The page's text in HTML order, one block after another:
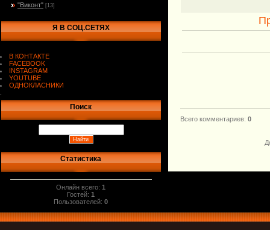
"Виконт" [13]
Я В СОЦ.СЕТЯХ
В КОНТАКТЕ
FACEBOOK
INSTAGRAM
YOUTUBE
ОДНОКЛАСНИКИ
Поиск
Статистика
Онлайн всего:1
Гостей:1
Пользователей:0
Всего комментариев: 0